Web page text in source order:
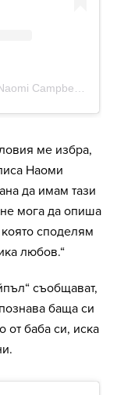
ме избра,
Наоми
да имам тази
мога да опиша
споделям
любов.“
съобщават,
баща си
от баба си, иска